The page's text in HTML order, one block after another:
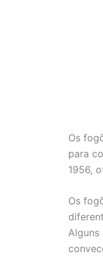
Os
para
1956,
Os
Alguns